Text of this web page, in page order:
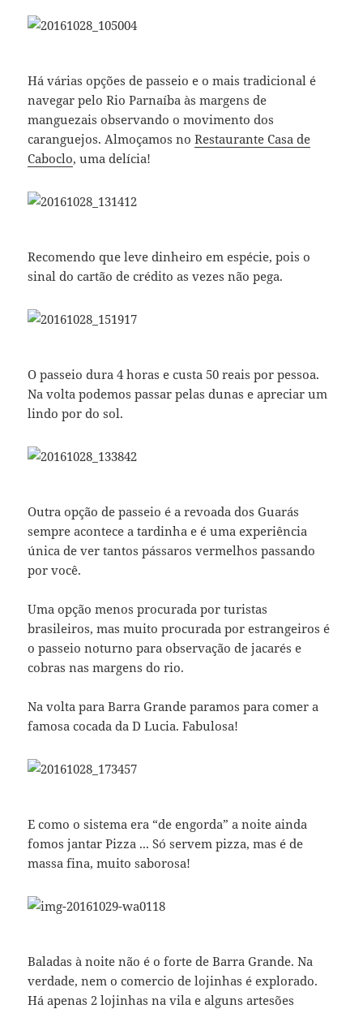
Há várias opções de passeio e o mais tradicional é
navegar pelo Rio Parnaíba às margens de
manguezais observando o movimento dos
caranguejos. Almoçamos noRestaurante Casa de
Caboclo, uma delícia!
Recomendo que leve dinheiro em espécie, pois o
sinal do cartão de crédito as vezes não pega.
O passeio dura 4 horas e custa 50 reais por pessoa.
Na volta podemos passar pelas dunas e apreciar um
lindo por do sol.
Outra opção de passeio é a revoada dos Guarás
sempre acontece a tardinha e é uma experiência
única de ver tantos pássaros vermelhos passando
por você.
Uma opção menos procurada por turistas
brasileiros, mas muito procurada por estrangeiros é
o passeio noturno para observação de jacarés e
cobras nas margens do rio.
Na volta para Barra Grande paramos para comer a
famosa cocada da D Lucia. Fabulosa!
E como o sistema era “de engorda” a noite ainda
fomos jantar Pizza ... Só servem pizza, mas é de
massa fina, muito saborosa!
Baladas à noite não é o forte de Barra Grande. Na
verdade, nem o comercio de lojinhas é explorado.
Há apenas 2 lojinhas na vila e alguns artesões